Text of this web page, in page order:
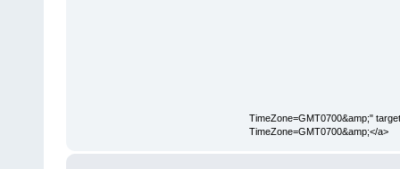
TimeZone=GMT0700&amp;"
TimeZone=GMT0700&amp;</a>